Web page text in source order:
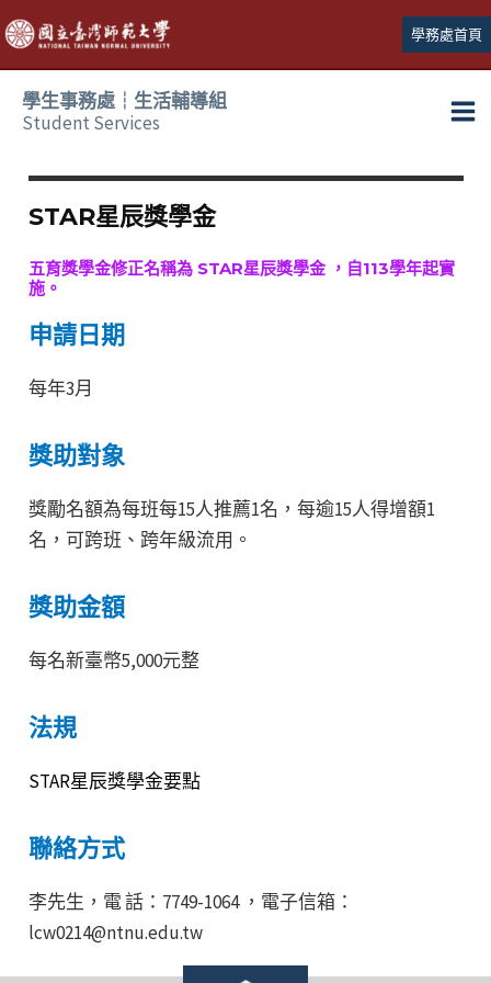
跳
至
主
學務處首頁
學生事務處┆生活輔導組
Student Services
STAR星辰獎學金
五育獎學金修正名稱為 STAR星辰獎學金 ，自113學年起實
施。
申請日期
每年3月
獎助對象
獎勵名額為每班每15人推薦1名，每逾15人得增額1
名，可跨班、跨年級流用。
獎助金額
每名新臺幣5,000元整
法規
STAR星辰獎學金要點
聯絡方式
李先生，電 話：7749-1064 ，電子信箱：
lcw0214@ntnu.edu.tw